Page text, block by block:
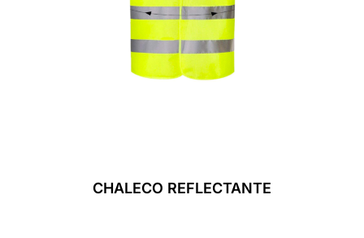
CHALECO REFLECTANTE